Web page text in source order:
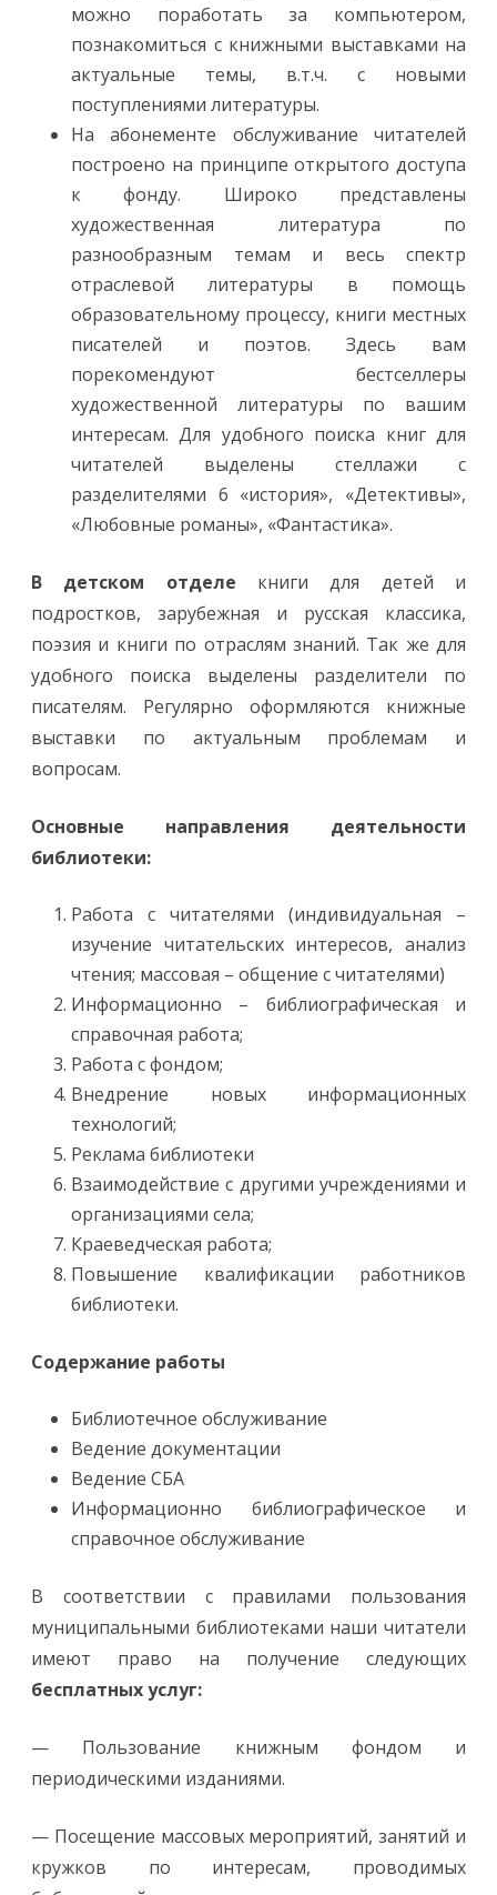
можно поработать за компьютером,
познакомиться с книжными выставками на
актуальные темы, в.т.ч. с новыми
поступлениями литературы.
На абонементе обслуживание читателей
построено на принципе открытого доступа
к фонду. Широко представлены
художественная литература по
разнообразным темам и весь спектр
отраслевой литературы в помощь
образовательному процессу, книги местных
писателей и поэтов. Здесь вам
порекомендуют бестселлеры
художественной литературы по вашим
интересам. Для удобного поиска книг для
читателей выделены стеллажи с
разделителями 6 «история», «Детективы»,
«Любовные романы», «Фантастика».
В детском отделе книги для детей и
подростков, зарубежная и русская классика,
поэзия и книги по отраслям знаний. Так же для
удобного поиска выделены разделители по
писателям. Регулярно оформляются книжные
выставки по актуальным проблемам и
вопросам.
Основные направления деятельности
библиотеки:
Работа с читателями (индивидуальная –
изучение читательских интересов, анализ
чтения; массовая – общение с читателями)
Информационно – библиографическая и
справочная работа;
Работа с фондом;
Внедрение новых информационных
технологий;
Реклама библиотеки
Взаимодействие с другими учреждениями и
организациями села;
Краеведческая работа;
Повышение квалификации работников
библиотеки.
Содержание работы
Библиотечное обслуживание
Ведение документации
Ведение СБА
Информационно библиографическое и
справочное обслуживание
В соответствии с правилами пользования
муниципальными библиотеками наши читатели
имеют право на получение следующих
бесплатных услуг:
— Пользование книжным фондом и
периодическими изданиями.
— Посещение массовых мероприятий, занятий и
кружков по интересам, проводимых